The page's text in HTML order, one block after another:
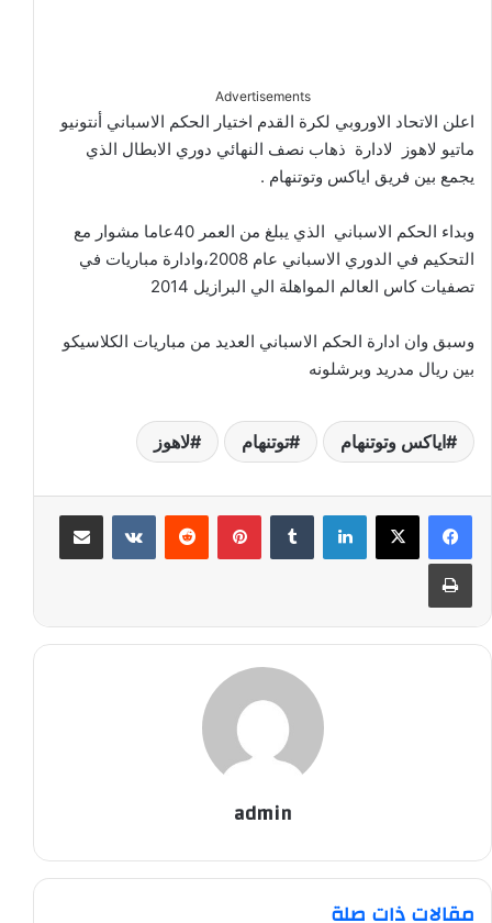
Advertisements
اعلن الاتحاد الاوروبي لكرة القدم اختيار الحكم الاسباني أنتونيو
ماتيو لاهوز لادارة ذهاب نصف النهائي دوري الابطال الذي
يجمع بين فريق اياكس وتوتنهام .
وبداء الحكم الاسباني الذي يبلغ من العمر 40عاما مشوار مع
التحكيم في الدوري الاسباني عام 2008،وادارة مباريات في
تصفيات كاس العالم المواهلة الي البرازيل 2014
وسبق وان ادارة الحكم الاسباني العديد من مباريات الكلاسيكو
بين ريال مدريد وبرشلونه
اياكس وتوتنهام توتنهام لاهوز
لينكدإن بينتيريست
admin
مقالات ذات صلة